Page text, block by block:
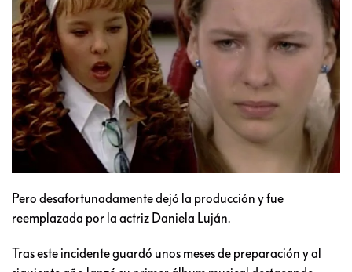
Pero desafortunadamente dejó la producción y fue
reemplazada por la actriz Daniela Luján.
Tras este incidente guardó unos meses de preparación y al